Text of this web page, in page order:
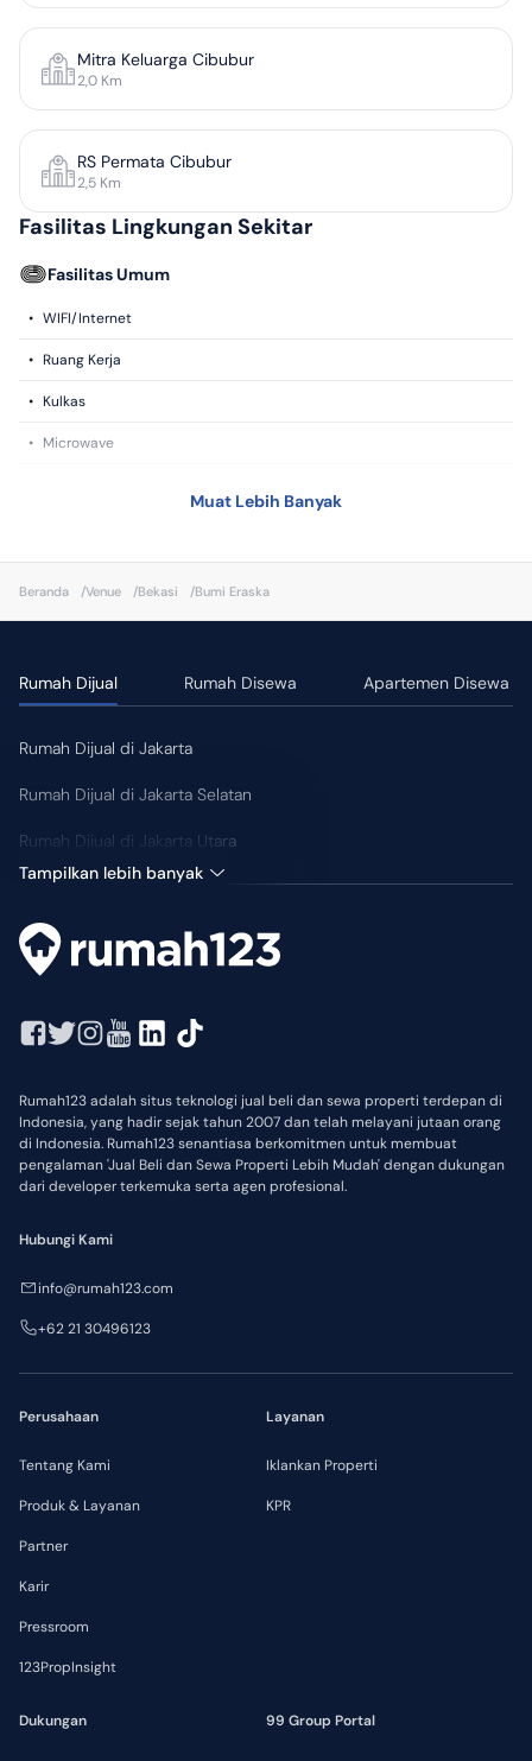
Mitra Keluarga Cibubur
2,0 Km
RS Permata Cibubur
2,5 Km
Fasilitas Lingkungan Sekitar
Fasilitas Umum
• WIFI/Internet
• Ruang Kerja
• Kulkas
• Microwave
• Mesin Cuci
• CCTV
• Microwave
• Smart TV
• CCTV
Muat Lebih Banyak
Beranda /Venue /Bekasi /Bumi Eraska
Rumah Dijual Rumah Disewa Apartemen Disewa
Rumah Dijual di Jakarta
Rumah Dijual di Jakarta Selatan
Rumah Dijual di Jakarta Utara
Tampilkan lebih banyak
Rumah123 adalah situs teknologi jual beli dan sewa properti terdepan di
Indonesia, yang hadir sejak tahun 2007 dan telah melayani jutaan orang
di Indonesia. Rumah123 senantiasa berkomitmen untuk membuat
pengalaman 'Jual Beli dan Sewa Properti Lebih Mudah' dengan dukungan
dari developer terkemuka serta agen profesional.
Perusahaan
Tentang Kami
Produk & Layanan
Partner
Karir
Pressroom
123PropInsight
Layanan
Iklankan Properti
KPR
Dukungan 99 Group Portal
Hubungi Kami
info@rumah123.com
+62 21 30496123